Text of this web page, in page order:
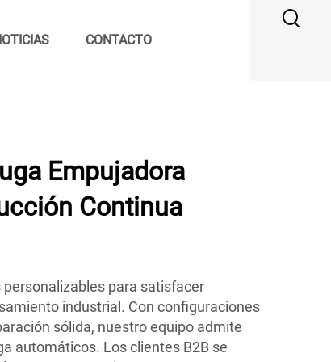
CONTACTO
Empujadora
Continua
para satisfacer
industrial. Con configuraciones
sólida, nuestro equipo admite
automáticos. Los clientes B2B se